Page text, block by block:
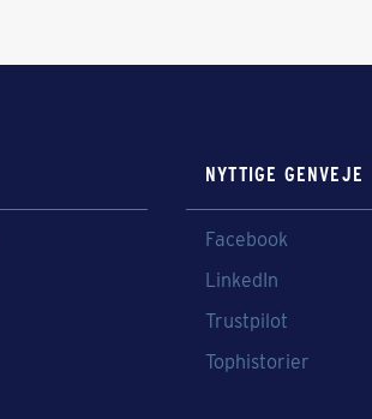
NYTTIGE GENVEJE
Facebook
LinkedIn
Trustpilot
Tophistorier